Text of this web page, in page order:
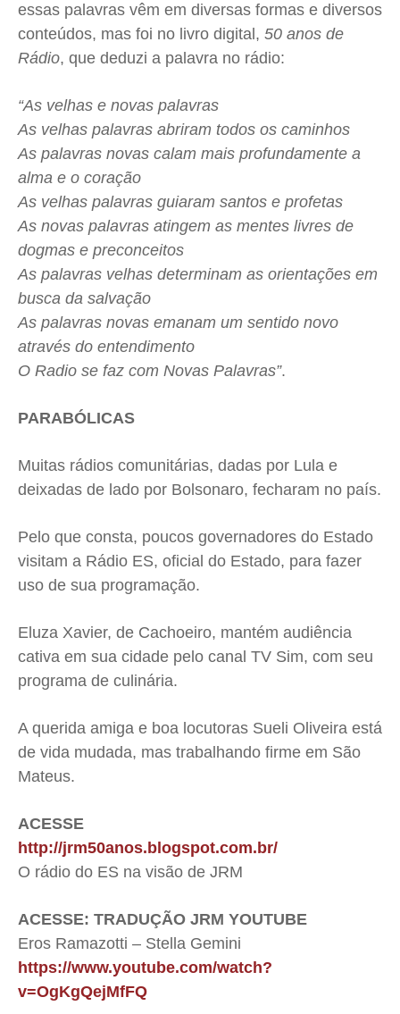
essas palavras vêm em diversas formas e diversos
conteúdos, mas foi no livro digital, 50 anos de
Rádio, que deduzi a palavra no rádio:
“As velhas e novas palavras
As velhas palavras abriram todos os caminhos
As palavras novas calam mais profundamente a
alma e o coração
As velhas palavras guiaram santos e profetas
As novas palavras atingem as mentes livres de
dogmas e preconceitos
As palavras velhas determinam as orientações em
busca da salvação
As palavras novas emanam um sentido novo
através do entendimento
O Radio se faz com Novas Palavras”.
PARABÓLICAS
Muitas rádios comunitárias, dadas por Lula e
deixadas de lado por Bolsonaro, fecharam no país.
Pelo que consta, poucos governadores do Estado
visitam a Rádio ES, oficial do Estado, para fazer
uso de sua programação.
Eluza Xavier, de Cachoeiro, mantém audiência
cativa em sua cidade pelo canal TV Sim, com seu
programa de culinária.
A querida amiga e boa locutoras Sueli Oliveira está
de vida mudada, mas trabalhando firme em São
Mateus.
ACESSE
http://jrm50anos.blogspot.com.br/
O rádio do ES na visão de JRM
ACESSE: TRADUÇÃO JRM YOUTUBE
Eros Ramazotti – Stella Gemini
https://www.youtube.com/watch?
v=OgKgQejMfFQ